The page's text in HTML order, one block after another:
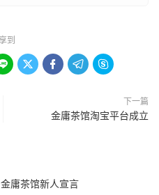
到
   
下一篇
金庸茶馆淘宝平台成立
庸茶馆新人宣言